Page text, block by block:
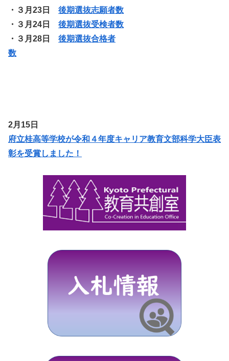
・３月23日 後期選抜志願者数
・３月24日 後期選抜受検者数
・３月28日 後期選抜合格者
数
2月15日
府立桂高等学校が令和４年度キャリア教育文部科学大臣表
彰を受賞しました！